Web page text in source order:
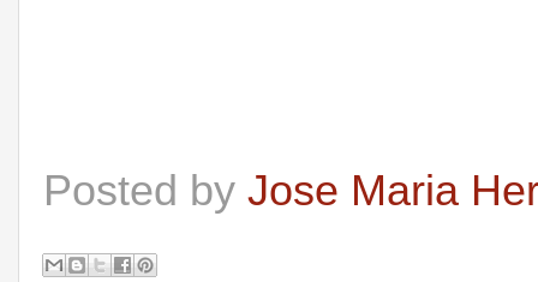
Posted by Jose Maria